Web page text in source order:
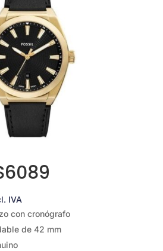
IVA
con cronógrafo
de 42 mm